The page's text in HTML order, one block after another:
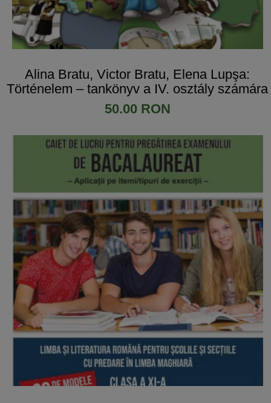
Alina Bratu, Victor Bratu, Elena Lupşa:
Történelem – tankönyv a IV. osztály számára
50.00 RON